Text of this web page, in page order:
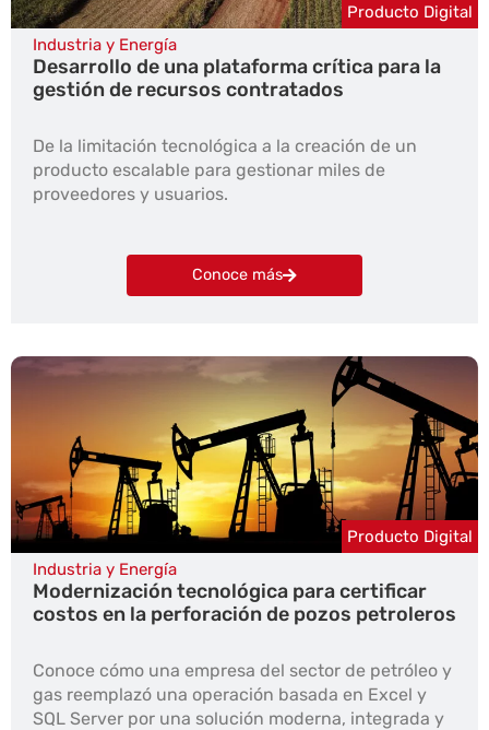
Producto Digital
Industria y Energía
Desarrollo de una plataforma crítica para la
gestión de recursos contratados
De la limitación tecnológica a la creación de un
producto escalable para gestionar miles de
proveedores y usuarios.
Conoce más
Producto Digital
Industria y Energía
Modernización tecnológica para certificar
costos en la perforación de pozos petroleros
Conoce cómo una empresa del sector de petróleo y
gas reemplazó una operación basada en Excel y
SQL Server por una solución moderna, integrada y